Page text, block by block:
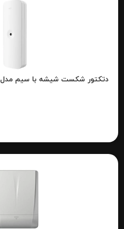
دتکتور شکست شیشه با سیم مدل DS-PDBG8-EG2